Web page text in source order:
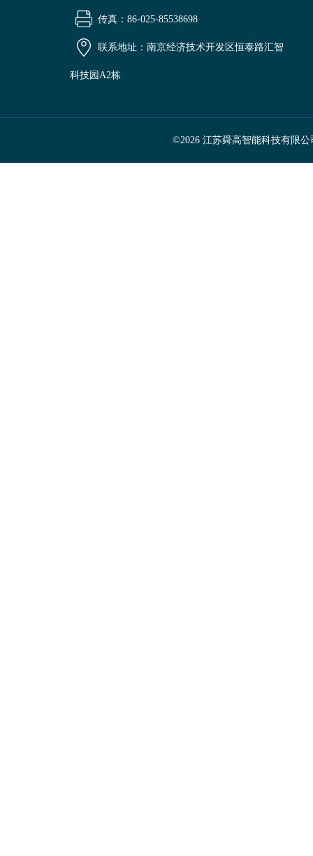
传真：86-025-85538698
联系地址：南京经济技术开发区恒泰路汇智
科技园A2栋
©2026 江苏舜高智能科技有限